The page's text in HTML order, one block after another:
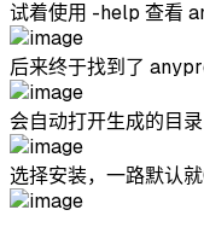
试着使用 -help 查看
后来终于找到了
会自动打开生成的目
选择安装，一路默认就